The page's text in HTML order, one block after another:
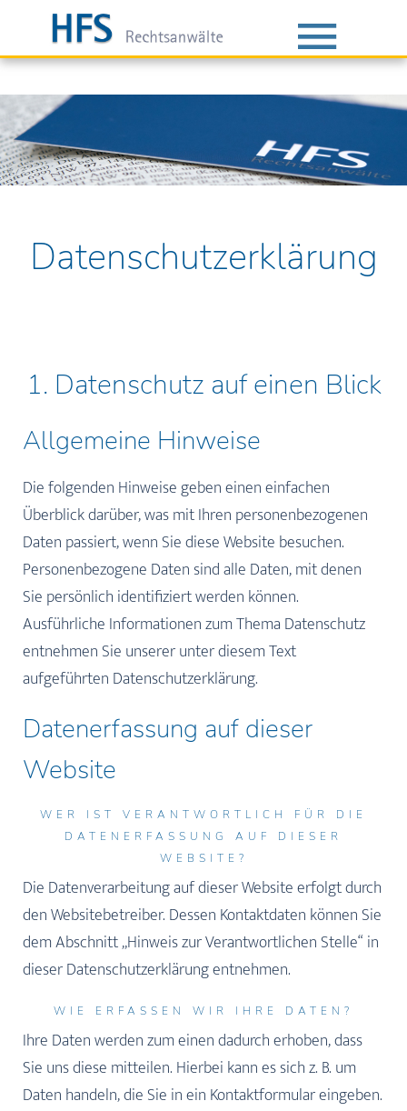
Datenschutzerklärung
1. Datenschutz auf einen Blick
Allgemeine Hinweise
Die folgenden Hinweise geben einen einfachen
Überblick darüber, was mit Ihren personenbezogenen
Daten passiert, wenn Sie diese Website besuchen.
Personenbezogene Daten sind alle Daten, mit denen
Sie persönlich identifiziert werden können.
Ausführliche Informationen zum Thema Datenschutz
entnehmen Sie unserer unter diesem Text
aufgeführten Datenschutzerklärung.
Datenerfassung auf dieser
Website
WER IST VERANTWORTLICH FÜR DIE
DATENERFASSUNG AUF DIESER
WEBSITE?
Die Datenverarbeitung auf dieser Website erfolgt durch
den Websitebetreiber. Dessen Kontaktdaten können Sie
dem Abschnitt „Hinweis zur Verantwortlichen Stelle“ in
dieser Datenschutzerklärung entnehmen.
WIE ERFASSEN WIR IHRE DATEN?
Ihre Daten werden zum einen dadurch erhoben, dass
Sie uns diese mitteilen. Hierbei kann es sich z. B. um
Daten handeln, die Sie in ein Kontaktformular eingeben.